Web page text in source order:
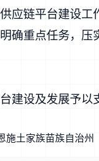
应链平台建设
确重点任务，
设及发展予以
施土家族苗族自治州